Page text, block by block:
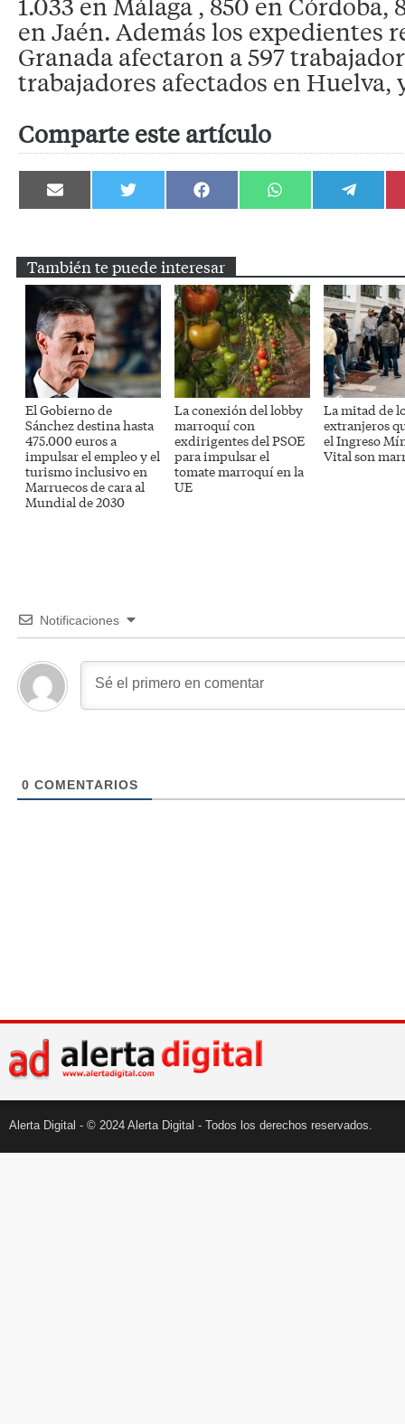
en Jaén. Además los expedientes
Granada afectaron a 597
trabajadores afectados en Huelva,
Comparte este artículo
Compartir
en
Compartir
en
Compartir
en
Compartir
en
Compartir
en
También te puede interesar
El Gobierno de
Sánchez destina hasta
475.000 euros a
impulsar el empleo y el
turismo inclusivo en
Marruecos de cara al
Mundial de 2030
La conexión del lobby
marroquí con
exdirigentes del PSOE
para impulsar el
tomate marroquí en la
UE
La mitad de
extranjeros
el Ingreso
Vital son
Notificaciones
0 COMENTARIOS
Alerta Digital - © 2024 Alerta Digital - Todos los derechos reservados.